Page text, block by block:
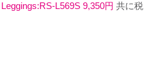
Leggings:RS-L569S 9,350円 共に税